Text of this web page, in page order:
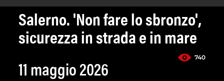
Salerno. 'Non fare lo sbronzo',
sicurezza in strada e in mare
740
11 maggio 2026